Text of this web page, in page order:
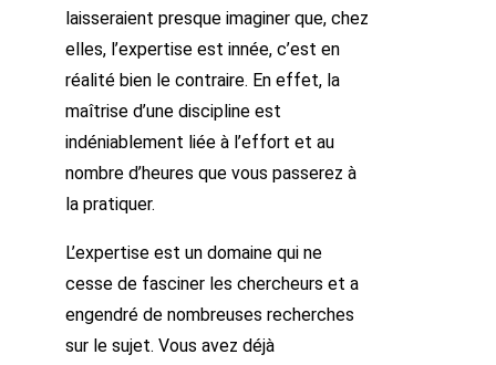
laisseraient presque imaginer que, chez
elles, l’expertise est innée, c’est en
réalité bien le contraire. En effet, la
maîtrise d’une discipline est
indéniablement liée à l’effort et au
nombre d’heures que vous passerez à
la pratiquer.
L’expertise est un domaine qui ne
cesse de fasciner les chercheurs et a
engendré de nombreuses recherches
sur le sujet. Vous avez déjà